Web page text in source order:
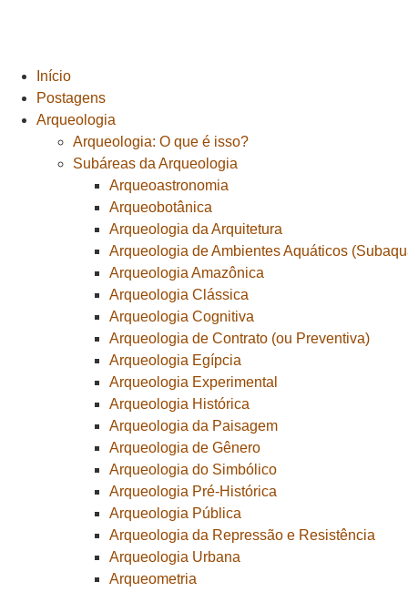
Início
Postagens
Arqueologia
Arqueologia: O que é isso?
Subáreas da Arqueologia
Arqueoastronomia
Arqueobotânica
Arqueologia da Arquitetura
Arqueologia de Ambientes Aquáticos
Arqueologia Amazônica
Arqueologia Clássica
Arqueologia Cognitiva
Arqueologia de Contrato (ou Preventiva)
Arqueologia Egípcia
Arqueologia Experimental
Arqueologia Histórica
Arqueologia da Paisagem
Arqueologia de Gênero
Arqueologia do Simbólico
Arqueologia Pré-Histórica
Arqueologia Pública
Arqueologia da Repressão e Resistência
Arqueologia Urbana
Arqueometria